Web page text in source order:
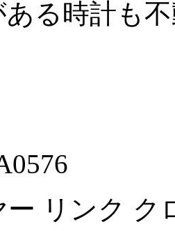
る時計も
リンク ク